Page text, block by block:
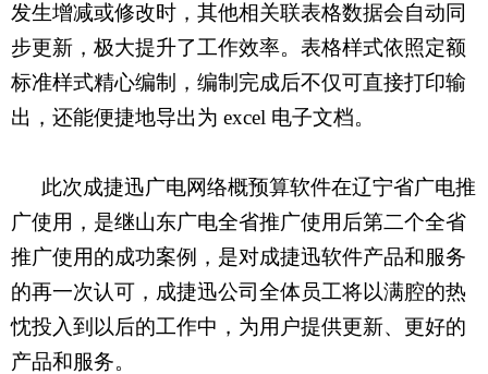
发生增减或修改时，其他相关联表格数据会自动同
步更新，极大提升了工作效率。表格样式依照定额
标准样式精心编制，编制完成后不仅可直接打印输
出，还能便捷地导出为 excel 电子文档。
此次成捷迅广电网络概预算软件在辽宁省广电推
广使用，是继山东广电全省推广使用后第二个全省
推广使用的成功案例，是对成捷迅软件产品和服务
的再一次认可，成捷迅公司全体员工将以满腔的热
忱投入到以后的工作中，为用户提供更新、更好的
产品和服务。